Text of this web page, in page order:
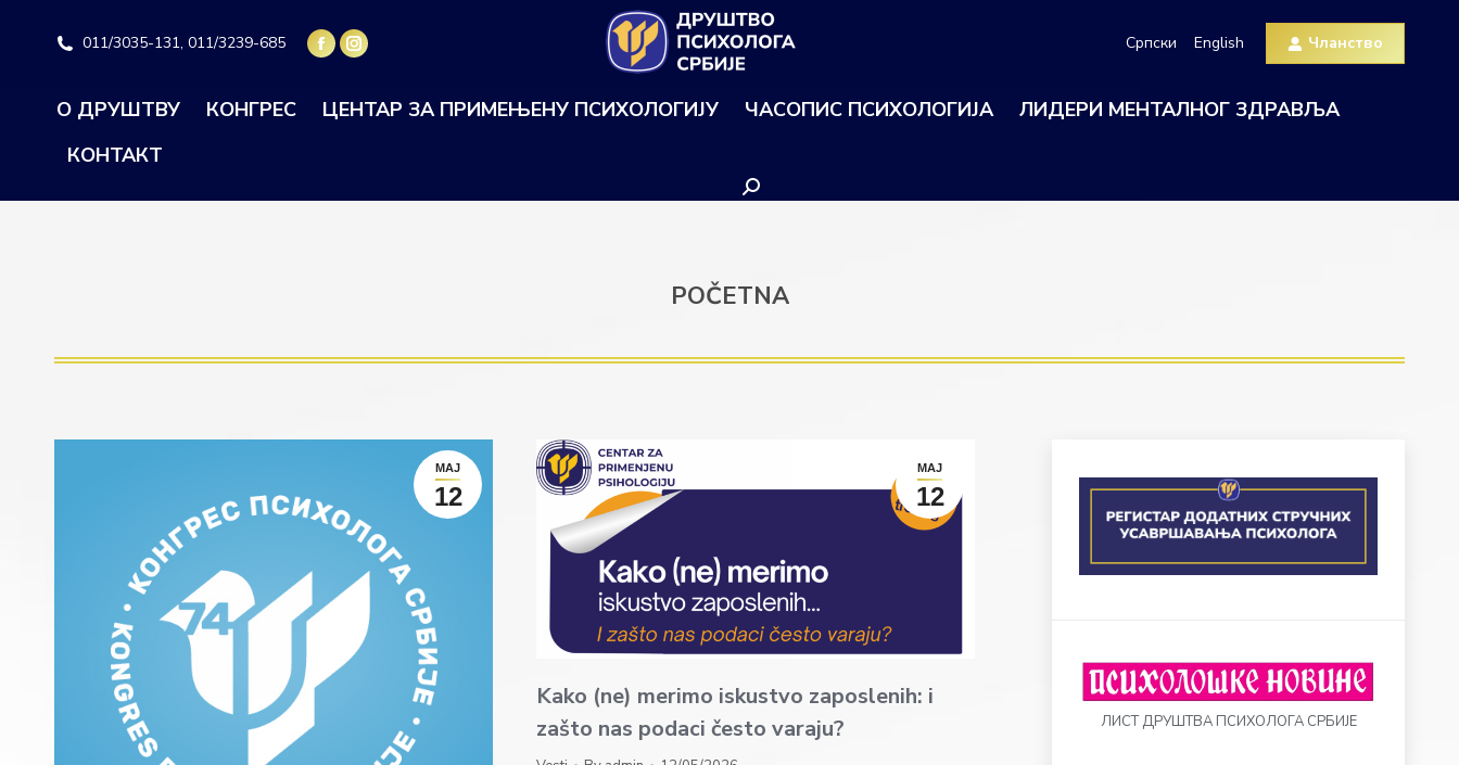
011/3035-131, 011/3239-685 Српски English Чланство
О ДРУШТВУ КОНГРЕС ЦЕНТАР ЗА ПРИМЕЊЕНУ ПСИХОЛОГИЈУ ЧАСОПИС ПСИХОЛОГИЈА
ЛИДЕРИ МЕНТАЛНОГ ЗДРАВЉА
КОНТАКТ
Search:
POČETNA
МАЈ
12
МАЈ
12
Kako (ne) merimo iskustvo zaposlenih: i
zašto nas podaci često varaju?
ЛИСТ ДРУШТВА ПСИХОЛОГА СРБИЈЕ